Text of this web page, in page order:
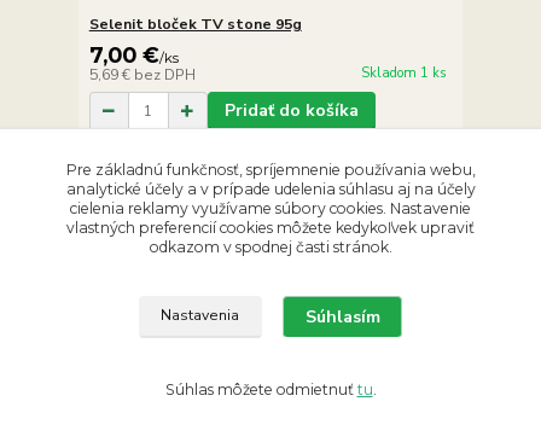
Selenit bloček TV stone 95g
7,00 €/ks
5,69 € bez DPH Skladom 1 ks
Pridať do košíka
Pre základnú funkčnosť, spríjemnenie používania webu,
analytické účely a v prípade udelenia súhlasu aj na účely
cielenia reklamy využívame súbory cookies. Nastavenie
vlastných preferencií cookies môžete kedykoľvek upraviť
odkazom v spodnej časti stránok.
Nastavenia Súhlasím
Súhlas môžete odmietnuť tu.